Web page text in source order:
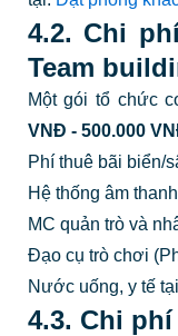
4.2. Chi
Team
Một gói tổ chức
VNĐ - 500.000
Phí thuê bãi biển/
Hệ thống âm
MC quản trò và
Đạo cụ trò chơi
Nước uống, y tế
4.3. Chi